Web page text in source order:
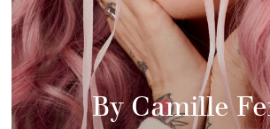
By Camille